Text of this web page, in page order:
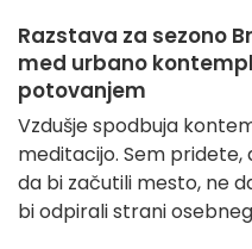
Razstava za sezono
med urbano
potovanjem
Vzdušje spodbuja
meditacijo. Sem pridete,
da bi začutili mesto, ne
bi odpirali strani